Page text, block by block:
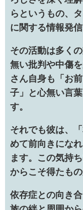
らというもの、
に関する情報発
その活動は多く
無い批判や中傷
さん自身も「お
子」と心無い言
す。
それでも彼は、
めて前向きにな
ます。この気持
からこそ得たも
依存症との向き